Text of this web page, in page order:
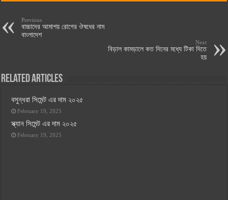
Previous
বাচ্চাদের আমাশয় রোগের ঔষধের নাম
বাংলাদেশ
Next
বিড়াল কামড়ালে কত দিনের মধ্যে টিকা দিতে
হয়
Related Articles
বসুন্ধরা সিমেন্ট এর দাম ২০২৫
February 19, 2025
স্ক্যান সিমেন্ট এর দাম ২০২৫
February 19, 2025